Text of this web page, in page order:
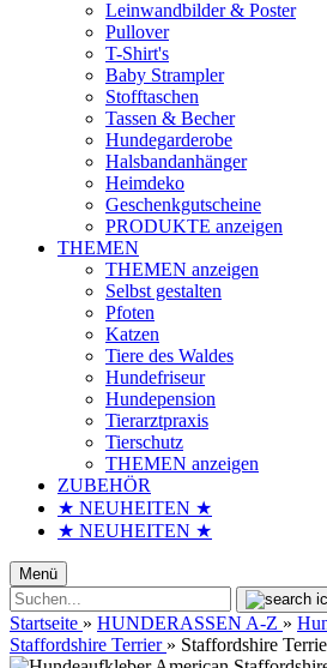
Leinwandbilder & Poster
Pullover
T-Shirt's
Baby Strampler
Stofftaschen
Tassen & Becher
Hundegarderobe
Halsbandanhänger
Heimdeko
Geschenkgutscheine
PRODUKTE anzeigen
THEMEN
THEMEN anzeigen
Selbst gestalten
Pfoten
Katzen
Tiere des Waldes
Hundefriseur
Hundepension
Tierarztpraxis
Tierschutz
THEMEN anzeigen
ZUBEHÖR
★ NEUHEITEN ★
★ NEUHEITEN ★
Menü
Startseite » HUNDERASSEN A-Z »
Staffordshire Terrier » Staffordshire